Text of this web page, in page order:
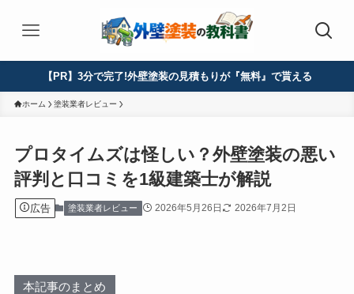
【PR】3分で完了!外壁塗装の見積もりが『無料』で貰える
ホーム 塗装業者レビュー
プロタイムズは怪しい？外壁塗装の悪い
評判と口コミを1級建築士が解説
広告 塗装業者レビュー 2026年5月26日 2026年7月2日
本記事のまとめ